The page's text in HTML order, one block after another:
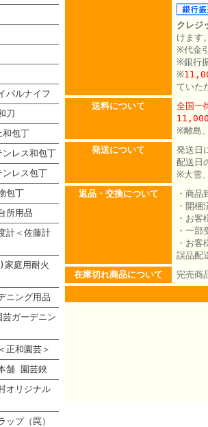
バルナイフ
刀
包丁
レス和包丁
レス包丁
包丁
所用品
計＜佐藤計
庭用耐火
ニング用品
ガーデニン
正和園芸＞
舗 園芸鋏
オリジナル
ップ（罠）
クレジ
けます
※代金
※銀行
※
ていた
送料について
全国一
※離島
発送について
発送日
配送日
※大雪
返品・交換について
・商
・開
・お
・一
・お
誤品配
在庫切れ商品について
完売商